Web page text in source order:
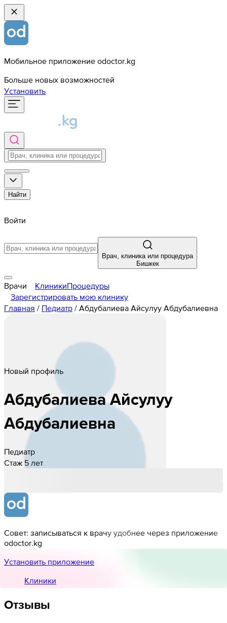
Мобильное приложение odoctor.kg
Больше новых возможностей
Установить
Найти
Войти
Врач, клиника или процедура
Бишкек
Врачи КлиникиПроцедуры
Зарегистрировать мою клинику
Главная / Педиатр / Абдубалиева Айсулуу Абдубалиевна
Новый профиль
АбдубалиеваАйсулуу
Абдубалиевна
Педиатр
Стаж 5 лет
Совет: записываться к врачу удобнее через приложение
odoctor.kg
Установить приложение
Клиники
Отзывы